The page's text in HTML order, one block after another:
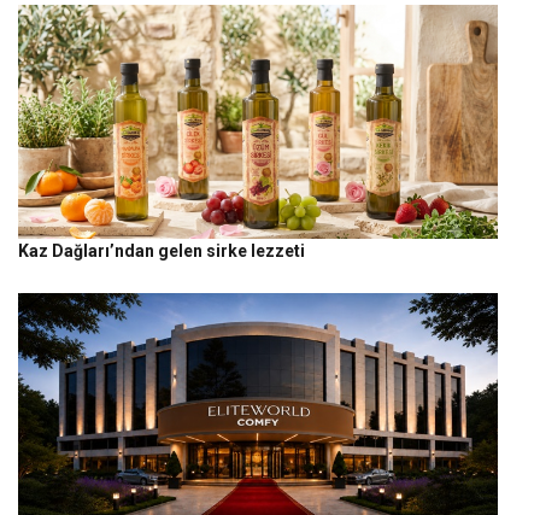
Kaz Dağları’ndan gelen sirke lezzeti